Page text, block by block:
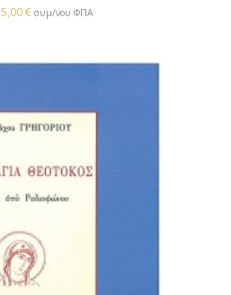
5,00€ συμ/νου ΦΠΑ